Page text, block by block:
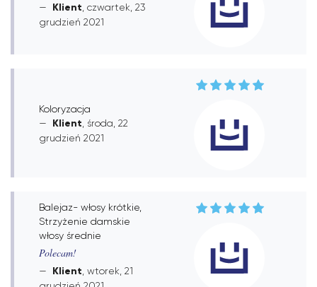
Klient , czwartek, 23
grudzień 2021
Koloryzacja
Klient , środa, 22
grudzień 2021
Balejaz- włosy krótkie,
Strzyżenie damskie
włosy średnie
Polecam!
Klient , wtorek, 21